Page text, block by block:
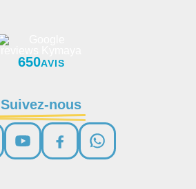
650AVIS
Suivez-nous